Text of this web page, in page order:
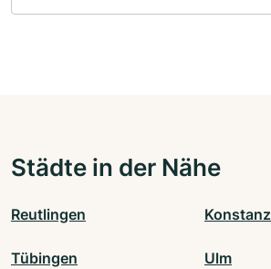
Städte in der Nähe
Reutlingen Konstanz
Tübingen Ulm